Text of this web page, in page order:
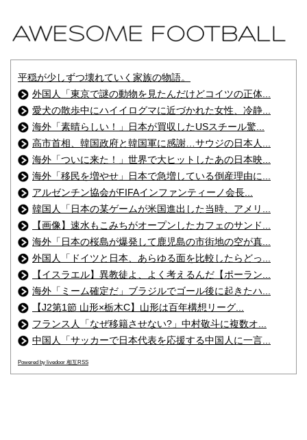
平穏が少しずつ壊れていく家族の物語。
外国人「東京で謎の動物を見たんだけどコイツの正体...
愛犬の散歩中にハイイログマに近づかれた女性、冷静...
海外「素晴らしい！」日本が買収したUSスチール驚...
高市首相、韓国政府と韓国軍に感謝…サウジの日本人...
海外「ついに来た！」世界で大ヒットしたあの日本映...
海外「移民を増やせ」日本で急増している倒産理由に...
アルゼンチン協会がFIFAインファンティーノ会長...
韓国人「日本の某ゲームが米国進出した当時、アメリ...
【画像】速水もこみちがオープンしたカフェのサンド...
海外「日本の桜島が爆発して鹿児島の市街地の空が真...
外国人「ドイツと日本、あらゆる面を比較したらどっ...
【イスラエル】異教徒よ、よく考えるんだ【ポーラン...
海外「ミーム確定だ」ブラジルでゴール後に起きたハ...
【J2第1節 山形×栃木C】山形は百年構想リーグ...
フランス人「なぜ移籍させない?」中村敬斗に複数オ...
中国人「サッカーで日本代表を応援する中国人に一言...
Powered by livedoor 相互RSS